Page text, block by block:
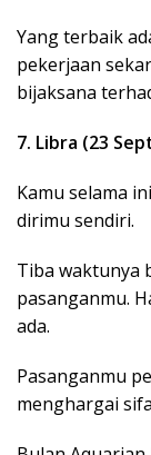
Yang terbaik
pekerjaan
bijaksana
7. Libra (23
Kamu selama
dirimu sendiri.
Tiba waktunya
pasanganmu.
ada.
Pasanganmu
menghargai